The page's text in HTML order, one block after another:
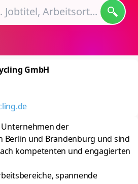
GmbH
der
Berlin und Brandenburg und sind
kompetenten und engagierten
spannende